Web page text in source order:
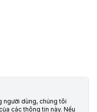
người dùng, chúng tôi
các thông tin này. Nếu